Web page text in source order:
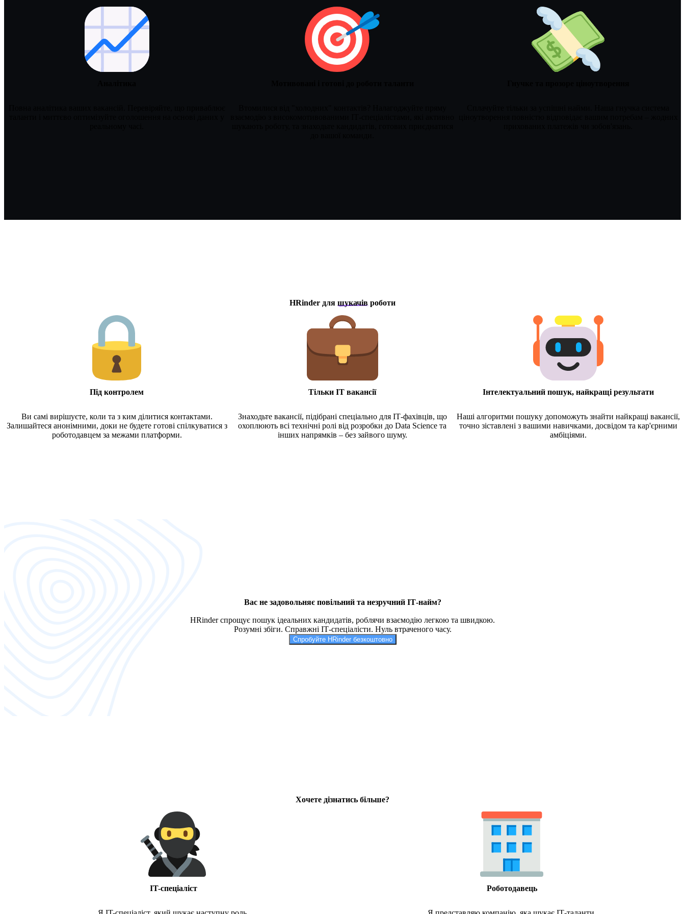
HRinder для шукачів роботи
Під контролем
Ви самі вирішуєте, коли та з ким ділитися контактами.
Залишайтеся анонімними, доки не будете готові спілкуватися з
роботодавцем за межами платформи.
Тільки ІТ вакансії
Знаходьте вакансії, підібрані спеціально для ІТ-фахівців, що
охоплюють всі технічні ролі від розробки до Data Science та
інших напрямків – без зайвого шуму.
Інтелектуальний пошук, найкращі результати
Наші алгоритми пошуку допоможуть знайти найкращі вакансії,
точно зіставлені з вашими навичками, досвідом та кар'єрними
амбіціями.
Вас не задовольняє повільний та незручний ІТ-найм?
HRinder спрощує пошук ідеальних кандидатів, роблячи взаємодію легкою та швидкою.
Розумні збіги. Справжні ІТ-спеціалісти. Нуль втраченого часу.
Спробуйте HRinder безкоштовно
Хочете дізнатись більше?
IT-спеціаліст Роботодавець